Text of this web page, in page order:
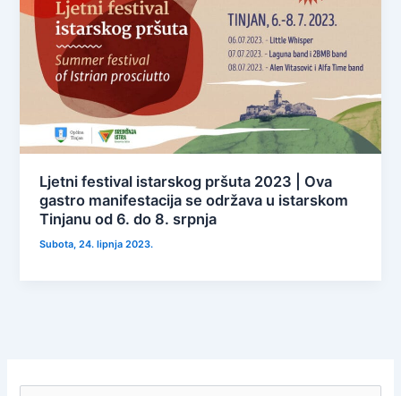
Ljetni festival istarskog pršuta 2023 | Ova
gastro manifestacija se održava u istarskom
Tinjanu od 6. do 8. srpnja
Subota, 24. lipnja 2023.